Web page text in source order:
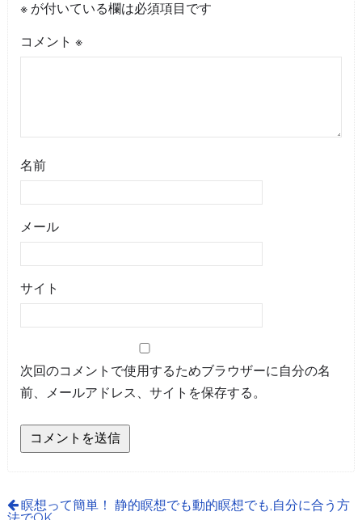
※が付いている欄は必須項目です
コメント ※
名前
メール
サイト
次回のコメントで使用するためブラウザーに自分の名
前、メールアドレス、サイトを保存する。
瞑想って簡単！ 静的瞑想でも動的瞑想でも,自分に合う方